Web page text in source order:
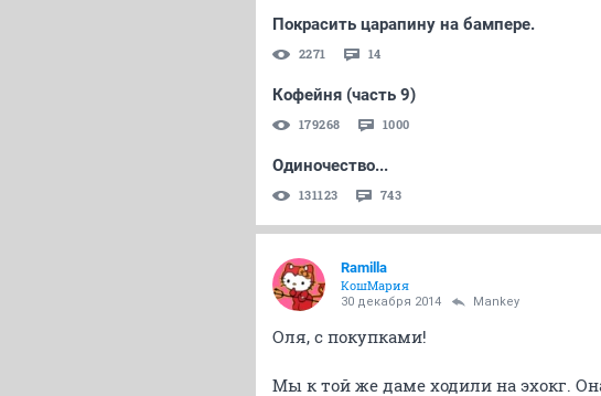
Покрасить царапину на бампере.
2271 14
Кофейня (часть 9)
179268 1000
Одиночество...
131123 743
Ramilla
КошМария
30 декабря 2014 Mankey
Оля, с покупками!
Мы к той же даме ходили на эхокг.